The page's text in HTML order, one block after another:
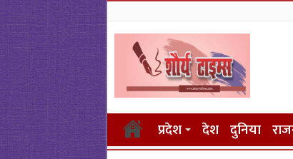
प्रदेश देश दुनिया